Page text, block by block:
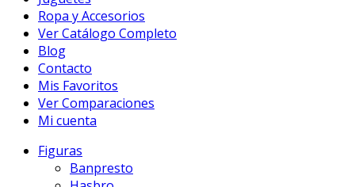
Ropa y Accesorios
Ver Catálogo Completo
Blog
Contacto
Mis Favoritos
Ver Comparaciones
Mi cuenta
Figuras
Banpresto